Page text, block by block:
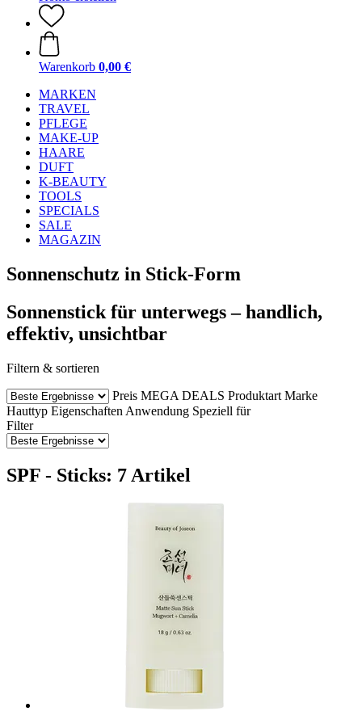
Warenkorb 0,00 €
MARKEN
TRAVEL
PFLEGE
MAKE-UP
HAARE
DUFT
K-BEAUTY
TOOLS
SPECIALS
SALE
MAGAZIN
Sonnenschutz in Stick-Form
Sonnenstick für unterwegs – handlich,
effektiv, unsichtbar
Filtern & sortieren
Preis MEGA DEALS Produktart Marke
Hauttyp Eigenschaften Anwendung Speziell für
Filter
SPF - Sticks: 7 Artikel